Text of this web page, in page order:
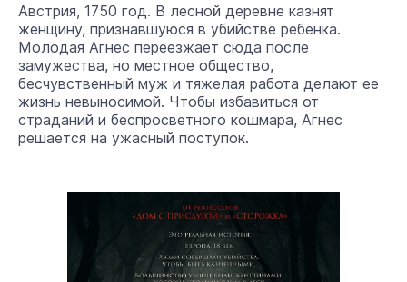
Австрия, 1750 год. В лесной деревне казнят
женщину, признавшуюся в убийстве ребенка.
Молодая Агнес переезжает сюда после
замужества, но местное общество,
бесчувственный муж и тяжелая работа делают ее
жизнь невыносимой. Чтобы избавиться от
страданий и беспросветного кошмара, Агнес
решается на ужасный поступок.